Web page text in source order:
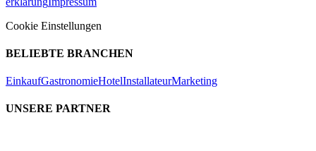
Cookie Einstellungen
BELIEBTE BRANCHEN
EinkaufGastronomieHotelInstallateurMarketing
UNSERE PARTNER